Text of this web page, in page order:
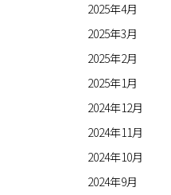
2025年4月
2025年3月
2025年2月
2025年1月
2024年12月
2024年11月
2024年10月
2024年9月